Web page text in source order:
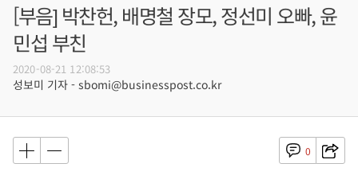
[부음] 박찬헌, 배명철 장모, 정선미 오빠, 윤
민섭 부친
2020-08-21 12:08:53
성보미 기자 - sbomi@businesspost.co.kr
0